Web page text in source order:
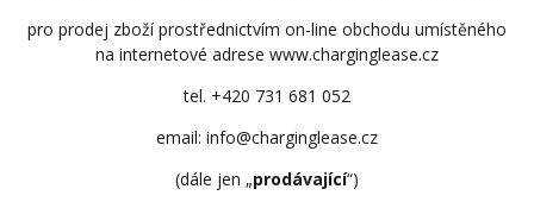
pro prodej zboží prostřednictvím on-line obchodu umístěného
na internetové adrese www.charginglease.cz
tel. +420 731 681 052
email: info@charginglease.cz
(dále jen „prodávající“)